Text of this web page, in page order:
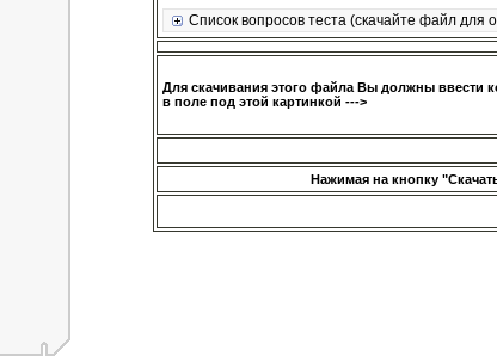
Список вопросов теста (скачайте файл для
Для скачивания этого файла Вы должны ввести
в поле под этой картинкой --->
Нажимая на кнопку